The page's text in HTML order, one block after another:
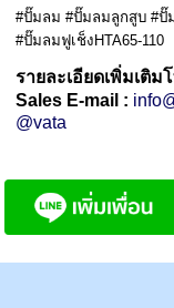
#ปั๊มลม #ปั๊มลมลูกสูบ #ปั๊
#ปั๊มลมฟูเช็งHTA65-110
รายละเอียดเพิ่มเติม
Sales E-mail :
@vata